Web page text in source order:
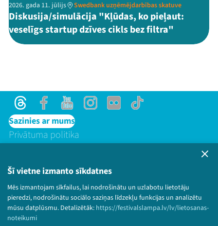
Šī vietne izmanto sīkdatnes
Mēs izmantojam sīkfailus, lai nodrošinātu un uzlabotu lietotāju
pieredzi, nodrošinātu sociālo saziņas līdzekļu funkcijas un analizētu
mūsu datplūsmu. Detalizētāk: https://festivalslampa.lv/lv/lietosanas-
noteikumi
2026. gada 11. jūlijs Swedbank uzņēmējdarbības skatuve
Diskusija/simulācija "Kļūdas, ko pieļaut:
veselīgs startup dzīves cikls bez filtra"
ThreadsFacebookYoutubeInstagram
Flick TikTok
Sazinies ar mums
Privātuma politika
© 2026 Sarunu festivāls LAMPA Visas tiesības
paturētas.